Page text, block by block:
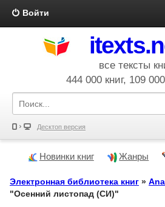
Войти
все тексты
444 000 книг, 109
Десктоп версия
Новинки книг Жанры
Электронная библиотека книг »
"Осенний листопад (СИ)"